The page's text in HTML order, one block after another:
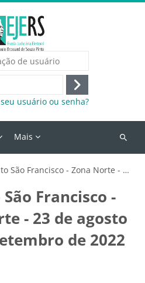
Acessar
usuário ou senha?
Mais
Buscar
Instituto São Francisco - Zona Norte - 23 de agosto e 10 de setembro de 2022
Francisco -
- 23 de agosto
de 2022